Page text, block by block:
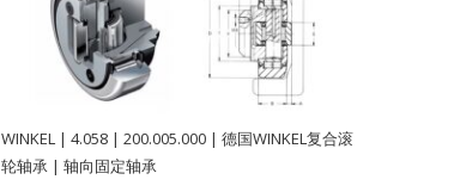
WINKEL | 4.058 | 200.005.000 | 德国WINKEL复合滚
轮轴承 | 轴向固定轴承